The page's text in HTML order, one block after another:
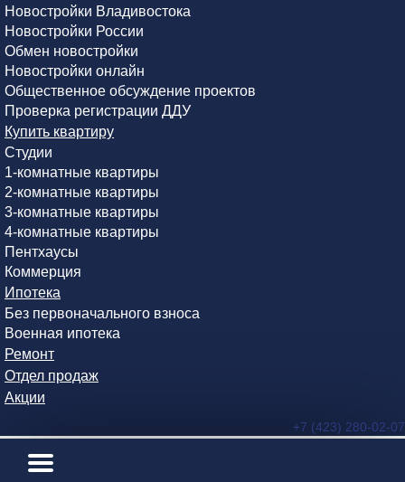
Новостройки Владивостока
Новостройки России
Обмен новостройки
Новостройки онлайн
Общественное обсуждение проектов
Проверка регистрации ДДУ
Купить квартиру
Студии
1-комнатные квартиры
2-комнатные квартиры
3-комнатные квартиры
4-комнатные квартиры
Пентхаусы
Коммерция
Ипотека
Без первоначального взноса
Военная ипотека
Ремонт
Отдел продаж
Акции
+7 (423) 280-02-07